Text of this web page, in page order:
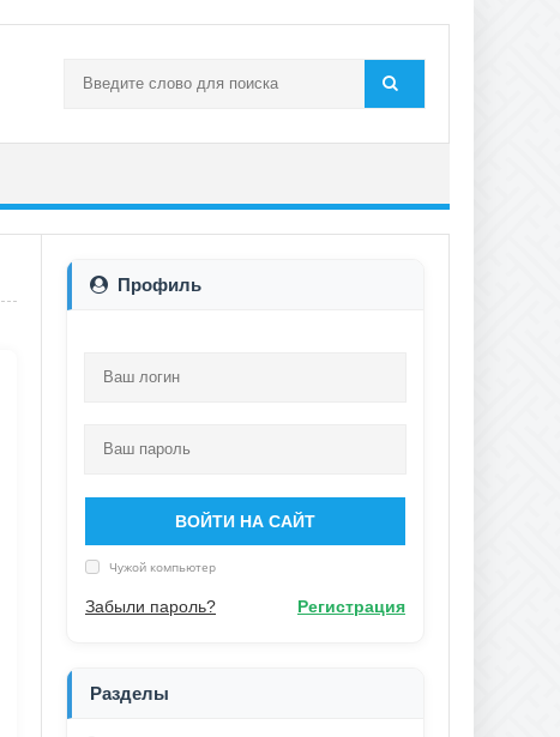
Профиль
ВОЙТИ НА САЙТ
Чужой компьютер
Забыли пароль? Регистрация
Разделы